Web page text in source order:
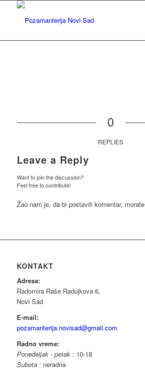
0
REPLIES
Leave a Reply
Want to join the discussion?
Feel free to contribute!
Žao nam je, da bi postavili komentar, morate
KONTAKT
Adresa:
Radomira Raše Radujkova 6,
Novi Sad
E-mail:
pozamanterija.novisad@gmail.com
Radno vreme:
Ponedeljak - petak: 10-18
Subota: neradna